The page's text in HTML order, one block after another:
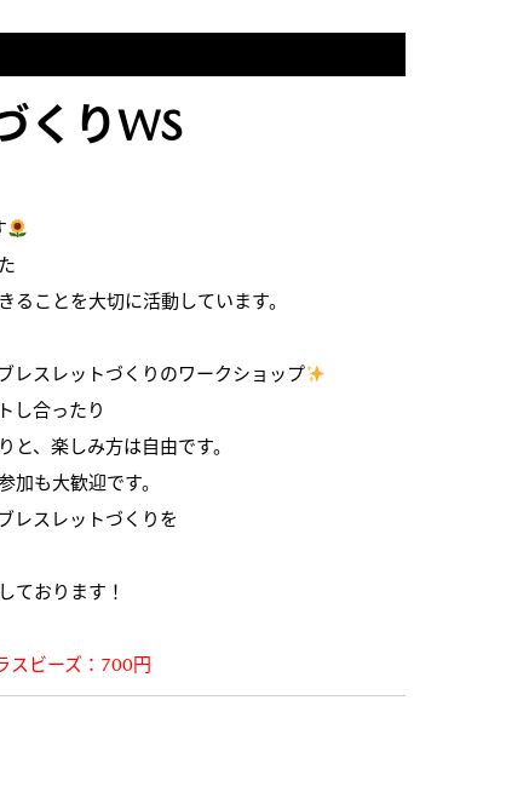
くりWS
ることを大切に活動しています。
レスレットづくりのワークショップ
し合ったり
と、楽しみ方は自由です。
加も大歓迎です。
レスレットづくりを
ております！
スビーズ：700円